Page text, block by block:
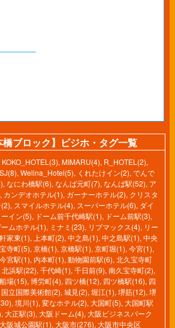
橋ブロック】ビジホ・タグ一覧
KOKO_HOTEL(3), MIMARU(4), R_HOTEL(2),
, Welina_Hotel(5), くれたけイン(2), でんで
, なにわ橋駅(6), なんば元町(7), なんば駅(52), ア
, カンデオホテル(1), ガーナーホテル(2), クリスタ
, スマイルホテル(4), スーパーホテル(6), ダイ
ーイン(5), ドーム前千代崎駅(1), ドーム前駅(3),
ムホテル(1), ミナミ(23), リブマックス(4), リー
家東(1), 上本町(2), 中之島(1), 中之島駅(1), 中央
寺町(5), 京橋(1), 京橋駅(1), 京町堀(1), 今宮(1),
今宮駅(1), 内本町(1), 動物園前駅(6), 北久宝寺町
北浜駅(22), 千代崎(1), 千日前(9), 南久宝寺町(2),
場(15), 博労町(4), 四ツ橋(12), 四ツ橋駅(16), 四
国立国際美術館(2), 城見(2), 堀江(1), 堺筋(12), 堺
, 境川(1), 変なホテル(2), 大国町(5), 大国町駅
, 大正駅(3), 大阪ドーム(4), 大阪ビジネスパーク
大阪城公園駅(1), 大阪市(276), 大阪市中央区